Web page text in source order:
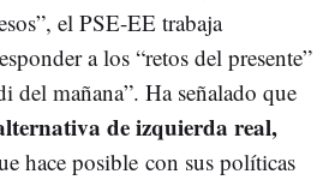
el PSE-EE trabaja
a los “retos del presente”
del mañana”. Ha señalado que
de izquierda real,
hace posible con sus políticas